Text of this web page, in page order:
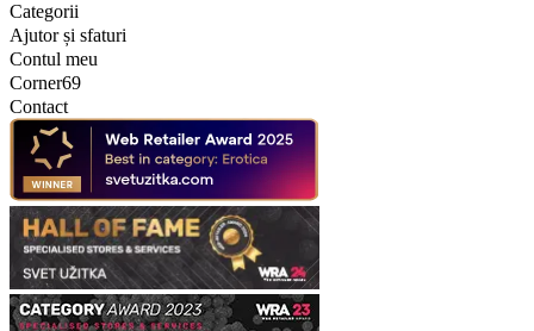
Categorii
Ajutor și sfaturi
Contul meu
Corner69
Contact